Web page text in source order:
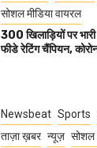
सोशल मीडिया वायरल
300 खिलाड़ियों पर
फीडे रेटिंग चैंपियन,
Newsbeat Sports
ताज़ा ख़बर न्यूज़ सोशल